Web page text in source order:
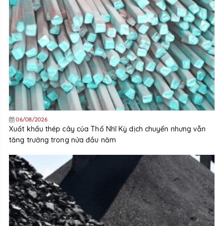
06/08/2026
Xuất khẩu thép cây của Thổ Nhĩ Kỳ dịch chuyển nhưng vẫn
tăng trưởng trong nửa đầu năm